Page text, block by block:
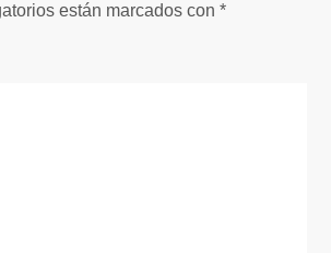
están marcados con*